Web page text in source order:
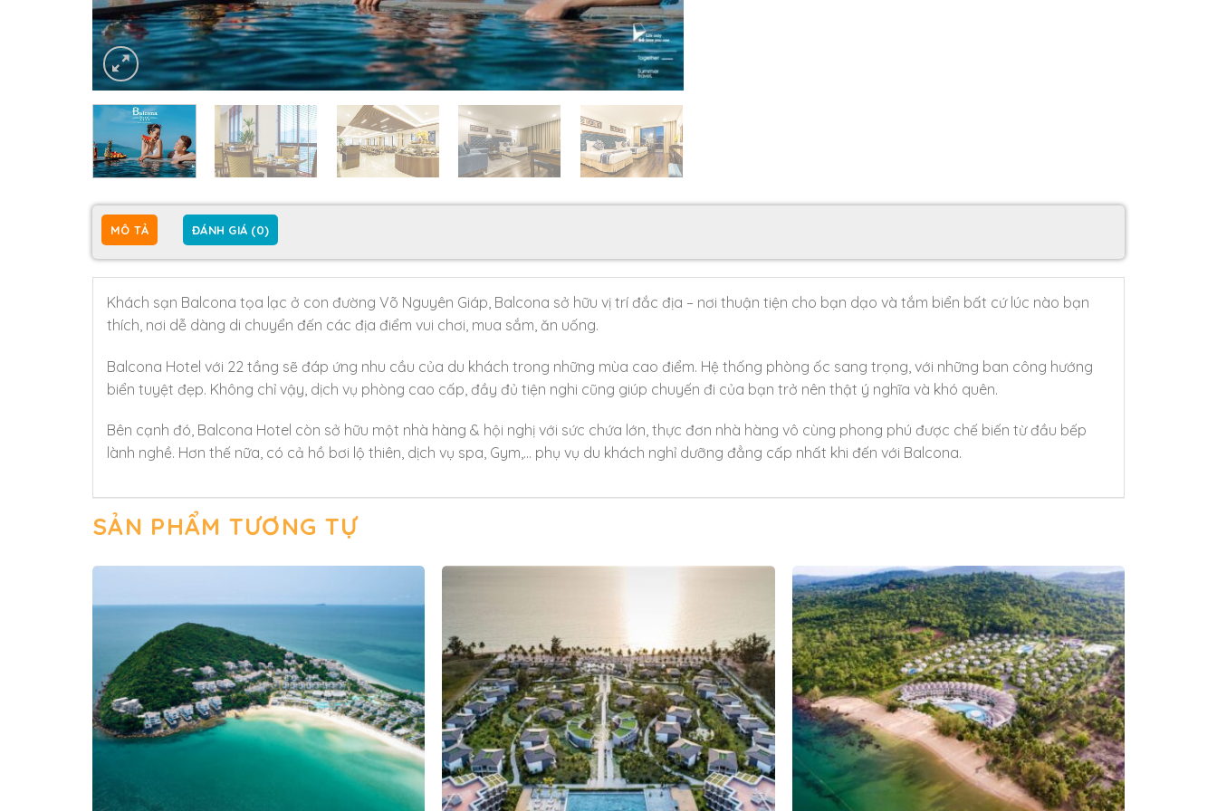
MÔ TẢ ĐÁNH GIÁ (0)
Khách sạn Balcona tọa lạc ở con đường Võ Nguyên Giáp, Balcona sở hữu vị trí đắc địa – nơi thuận tiện cho bạn dạo và tắm biển bất cứ lúc nào bạn
thích, nơi dễ dàng di chuyển đến các địa điểm vui chơi, mua sắm, ăn uống.
Balcona Hotel với 22 tầng sẽ đáp ứng nhu cầu của du khách trong những mùa cao điểm. Hệ thống phòng ốc sang trọng, với những ban công hướng
biển tuyệt đẹp. Không chỉ vậy, dịch vụ phòng cao cấp, đầy đủ tiện nghi cũng giúp chuyến đi của bạn trở nên thật ý nghĩa và khó quên.
Bên cạnh đó, Balcona Hotel còn sở hữu một nhà hàng & hội nghị với sức chứa lớn, thực đơn nhà hàng vô cùng phong phú được chế biến từ đầu bếp
lành nghề. Hơn thế nữa, có cả hồ bơi lộ thiên, dịch vụ spa, Gym,… phụ vụ du khách nghỉ dưỡng đẳng cấp nhất khi đến với Balcona.
SẢN PHẨM TƯƠNG TỰ